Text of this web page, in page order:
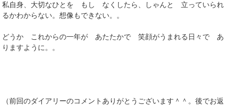
私自身、大切なひとを もし なくしたら、しゃんと 立っていられ
るかわからない。想像もできない。。
どうか これからの一年が あたたかで 笑顔がうまれる日々で あ
りますように。。
（前回のダイアリーのコメントありがとうございます＾＾。後でお返